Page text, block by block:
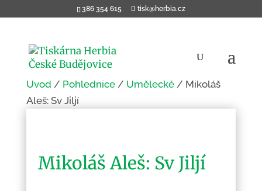
386 354 615 tisk@herbia.cz
Úvod / Pohlednice/ Umělecké/ Mikoláš
Aleš: Sv Jiljí
Mikoláš Aleš: Sv Jiljí